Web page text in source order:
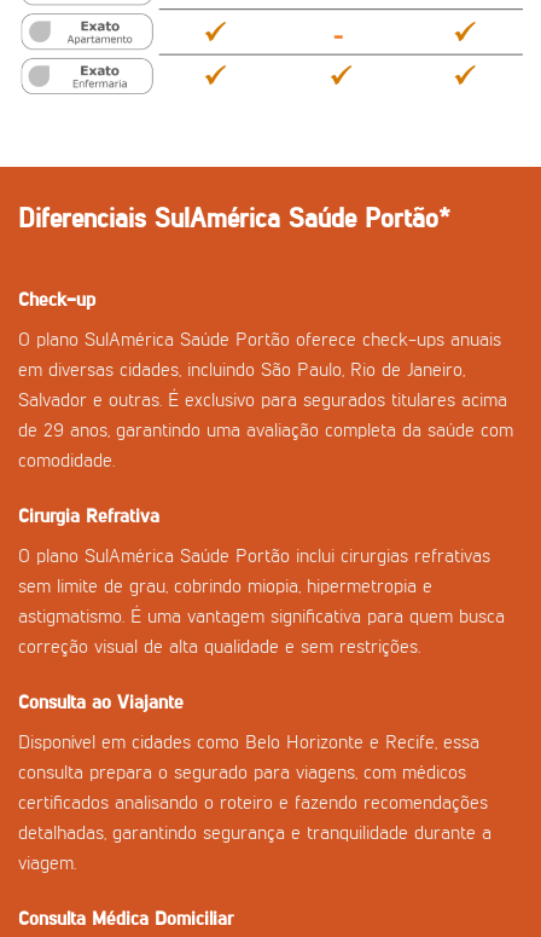
Diferenciais SulAmérica Saúde Portão*
Check-up
O plano SulAmérica Saúde Portão oferece check-ups anuais
em diversas cidades, incluindo São Paulo, Rio de Janeiro,
Salvador e outras. É exclusivo para segurados titulares acima
de 29 anos, garantindo uma avaliação completa da saúde com
comodidade.
Cirurgia Refrativa
O plano SulAmérica Saúde Portão inclui cirurgias refrativas
sem limite de grau, cobrindo miopia, hipermetropia e
astigmatismo. É uma vantagem significativa para quem busca
correção visual de alta qualidade e sem restrições.
Consulta ao Viajante
Disponível em cidades como Belo Horizonte e Recife, essa
consulta prepara o segurado para viagens, com médicos
certificados analisando o roteiro e fazendo recomendações
detalhadas, garantindo segurança e tranquilidade durante a
viagem.
Consulta Médica Domiciliar